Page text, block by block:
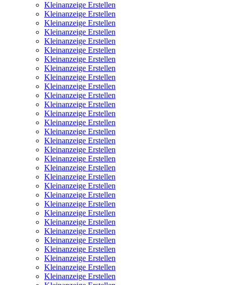
Kleinanzeige Erstellen
Kleinanzeige Erstellen
Kleinanzeige Erstellen
Kleinanzeige Erstellen
Kleinanzeige Erstellen
Kleinanzeige Erstellen
Kleinanzeige Erstellen
Kleinanzeige Erstellen
Kleinanzeige Erstellen
Kleinanzeige Erstellen
Kleinanzeige Erstellen
Kleinanzeige Erstellen
Kleinanzeige Erstellen
Kleinanzeige Erstellen
Kleinanzeige Erstellen
Kleinanzeige Erstellen
Kleinanzeige Erstellen
Kleinanzeige Erstellen
Kleinanzeige Erstellen
Kleinanzeige Erstellen
Kleinanzeige Erstellen
Kleinanzeige Erstellen
Kleinanzeige Erstellen
Kleinanzeige Erstellen
Kleinanzeige Erstellen
Kleinanzeige Erstellen
Kleinanzeige Erstellen
Kleinanzeige Erstellen
Kleinanzeige Erstellen
Kleinanzeige Erstellen
Kleinanzeige Erstellen